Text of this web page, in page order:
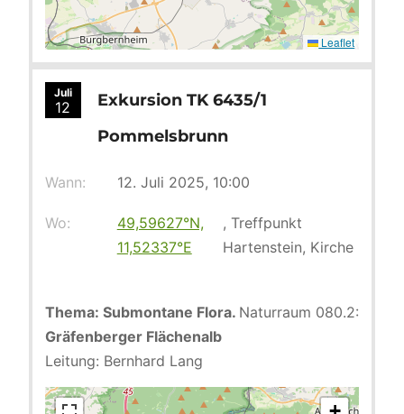
Leaflet
Juli
12
Exkursion TK 6435/1
Pommelsbrunn
Wann: 12. Juli 2025, 10:00
Wo:
49,59627°N,
11,52337°E
, Treffpunkt
Hartenstein, Kirche
Thema: Submontane Flora. Naturraum 080.2:
Gräfenberger Flächenalb
Leitung: Bernhard Lang